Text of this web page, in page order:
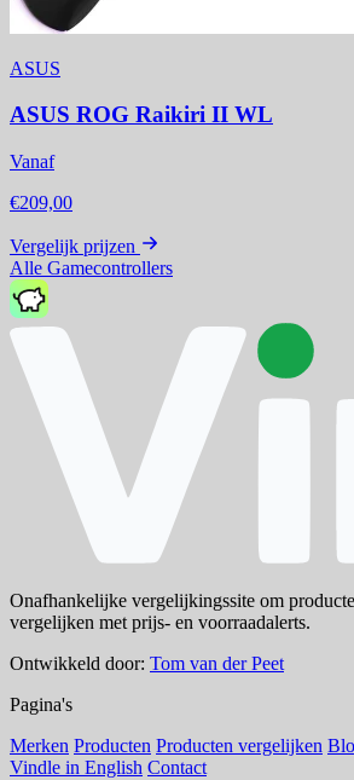
ASUS
ASUS ROG Raikiri II WL
Vanaf
€209,00
Vergelijk prijzen
Alle Gamecontrollers
Onafhankelijke vergelijkingssite om
vergelijken met prijs- en voorraadalerts.
Ontwikkeld door: Tom van der Peet
Pagina's
Merken Producten Producten vergelijken
Vindle in English Contact